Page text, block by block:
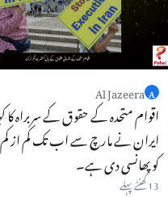
A
Al Jazeera
اقوام متحدہ کے حقوق کے سربراہ کا
کو پھانسی دی ہے۔
13 گھنٹے پہلے